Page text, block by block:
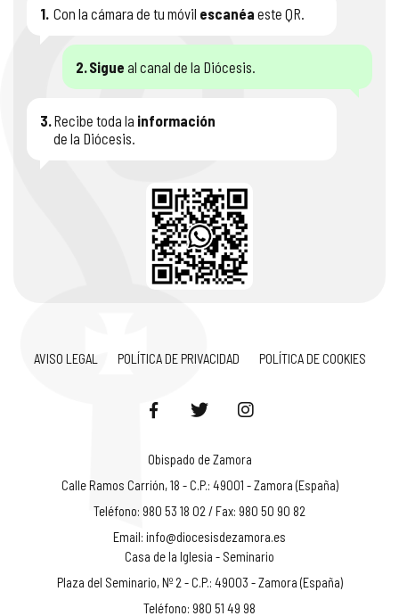
1. Con la cámara de tu móvil escanéa este QR.
2. Sigue al canal de la Diócesis.
3. Recibe toda la información
de la Diócesis.
AVISO LEGAL POLÍTICA DE PRIVACIDAD POLÍTICA DE COOKIES
Obispado de Zamora
Calle Ramos Carrión, 18 - C.P.: 49001 - Zamora (España)
Teléfono: 980 53 18 02 / Fax: 980 50 90 82
Email: info@diocesisdezamora.es
Casa de la Iglesia - Seminario
Plaza del Seminario, Nº 2 - C.P.: 49003 - Zamora (España)
Teléfono: 980 51 49 98